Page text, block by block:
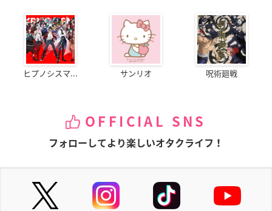
ヒプノシスマ... サンリオ 呪術廻戦
OFFICIAL SNS
フォローしてより楽しいオタクライフ！